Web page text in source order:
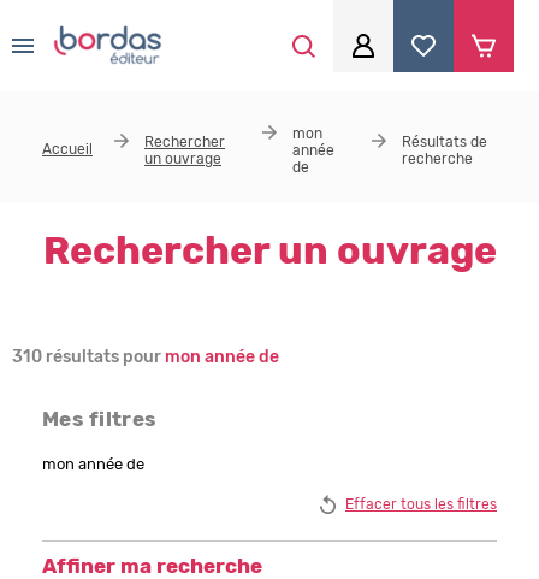
Je me connecte
Accueil
Rechercher
un ouvrage
mon
année
de
Résultats de
recherche
Rechercher un ouvrage
310 résultats pour mon année de
Mes filtres
mon année de
Effacer tous les filtres
Affiner ma recherche